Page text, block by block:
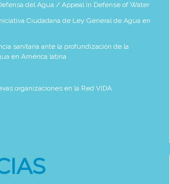
del Agua / Appeal in Defense of Water
Ciudadana de Ley General de Agua en
sanitaria ante la profundización de la
en América latina
organizaciones en la Red VIDA